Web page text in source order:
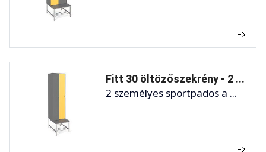
Fitt 30 öltözőszekrény - 2 ...
2 személyes sportpados a ...